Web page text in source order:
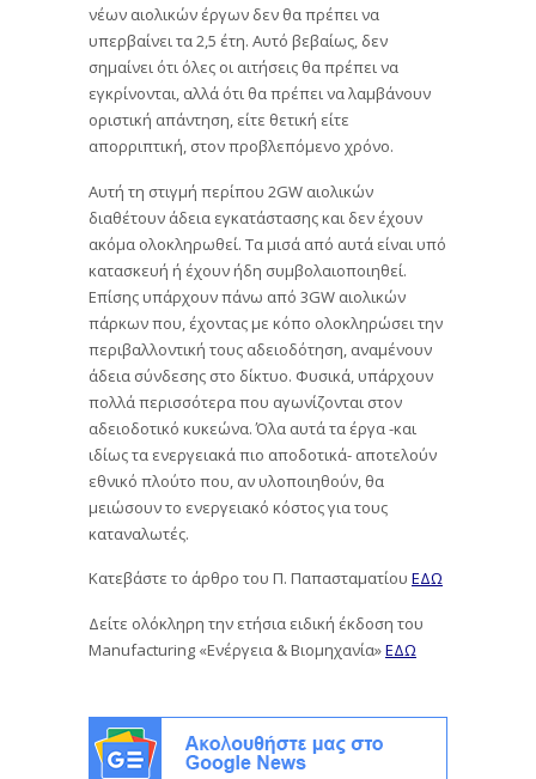
νέων αιολικών έργων δεν θα πρέπει να
υπερβαίνει τα 2,5 έτη. Αυτό βεβαίως, δεν
σημαίνει ότι όλες οι αιτήσεις θα πρέπει να
εγκρίνονται, αλλά ότι θα πρέπει να λαμβάνουν
οριστική απάντηση, είτε θετική είτε
απορριπτική, στον προβλεπόμενο χρόνο.
Αυτή τη στιγμή περίπου 2GW αιολικών
διαθέτουν άδεια εγκατάστασης και δεν έχουν
ακόμα ολοκληρωθεί. Τα μισά από αυτά είναι υπό
κατασκευή ή έχουν ήδη συμβολαιοποιηθεί.
Επίσης υπάρχουν πάνω από 3GW αιολικών
πάρκων που, έχοντας με κόπο ολοκληρώσει την
περιβαλλοντική τους αδειοδότηση, αναμένουν
άδεια σύνδεσης στο δίκτυο. Φυσικά, υπάρχουν
πολλά περισσότερα που αγωνίζονται στον
αδειοδοτικό κυκεώνα. Όλα αυτά τα έργα -και
ιδίως τα ενεργειακά πιο αποδοτικά- αποτελούν
εθνικό πλούτο που, αν υλοποιηθούν, θα
μειώσουν το ενεργειακό κόστος για τους
καταναλωτές.
Κατεβάστε το άρθρο του Π. Παπασταματίου ΕΔΩ
Δείτε ολόκληρη την ετήσια ειδική έκδοση του
Manufacturing «Ενέργεια & Βιομηχανία»ΕΔΩ